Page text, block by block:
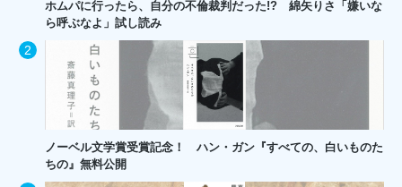
ホムパに行ったら、自分の不倫裁判だった!? 綿矢りさ「嫌いな
ら呼ぶなよ」試し読み
ノーベル文学賞受賞記念！ ハン・ガン『すべての、白いものた
ちの』無料公開